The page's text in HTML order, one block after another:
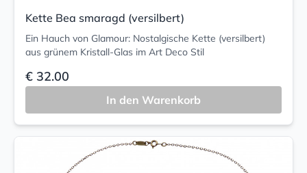
Kette Bea smaragd (versilbert)
Ein Hauch von Glamour: Nostalgische Kette (versilbert)
aus grünem Kristall-Glas im Art Deco Stil
€ 32.00
In den Warenkorb